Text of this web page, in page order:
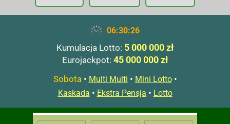
06:30:27
Kumulacja Lotto: 5 000 000 zł
Eurojackpot: 45 000 000 zł
Sobota• Multi Multi • Mini Lotto•
Kaskada • Ekstra Pensja • Lotto